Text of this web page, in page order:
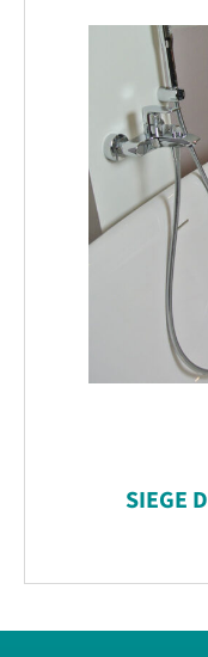
SIEGE